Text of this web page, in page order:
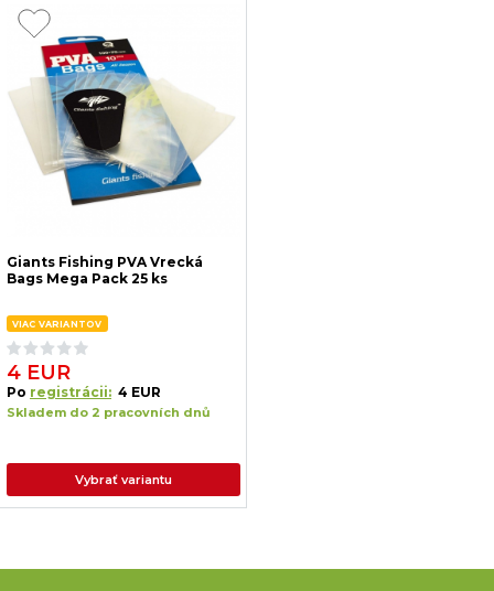
Giants Fishing PVA Vrecká
Bags Mega Pack 25 ks
VIAC VARIANTOV
4 EUR
Po registrácii: 4 EUR
Skladem do 2 pracovních dnů
Vybrať variantu